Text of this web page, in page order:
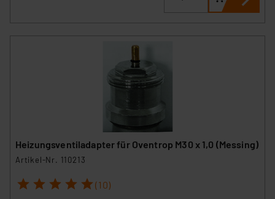
Heizungsventiladapter für Oventrop M30 x 1,0 (Messing)
Artikel-Nr. 110213
1 2 3 4 5 (10)